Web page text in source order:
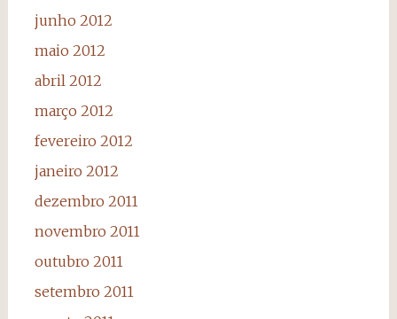
junho 2012
maio 2012
abril 2012
março 2012
fevereiro 2012
janeiro 2012
dezembro 2011
novembro 2011
outubro 2011
setembro 2011